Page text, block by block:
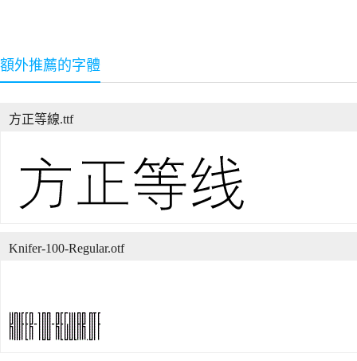
額外推薦的字體
方正等線.ttf
Knifer-100-Regular.otf